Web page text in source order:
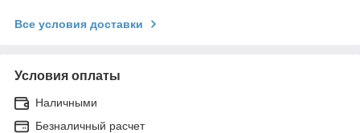
Все условия доставки
Условия оплаты
Наличными
Безналичный расчет